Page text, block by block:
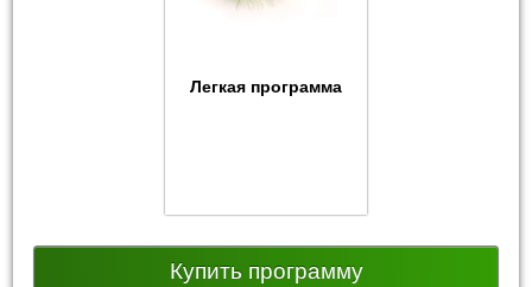
Легкая программа
Купить программу